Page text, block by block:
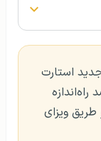
استارت
طریق ویزای